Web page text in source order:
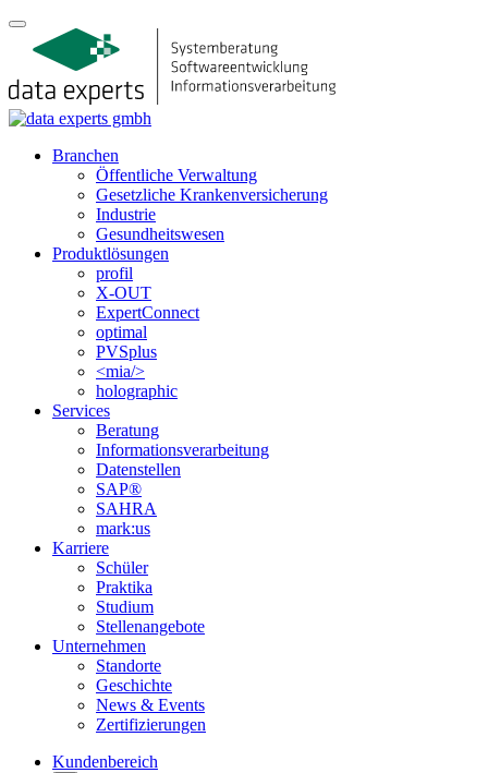
Branchen
Öffentliche Verwaltung
Gesetzliche Krankenversicherung
Industrie
Gesundheitswesen
Produktlösungen
profil
X-OUT
ExpertConnect
optimal
PVSplus
<mia/>
holographic
Services
Beratung
Informations­verarbeitung
Datenstellen
SAP®
SAHRA
mark:us
Karriere
Schüler
Praktika
Studium
Stellenangebote
Unternehmen
Standorte
Geschichte
News & Events
Zertifizierungen
Kundenbereich